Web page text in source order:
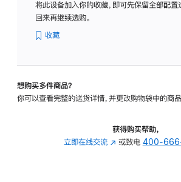
璃
转
的
将此设备加入你的收藏，即可先保留全部配置
回来再继续选购。
收藏
想购买多件商品？
你可以查看完整的送货详情，并更改购物袋中的商品
获得购买帮助，
立即在线交流 (在 或致电 400-